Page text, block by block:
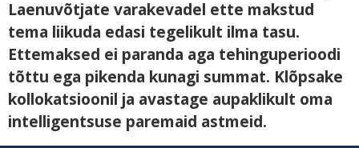
Laenuvõtjate varakevadel ette makstud
tema liikuda edasi tegelikult ilma tasu.
Ettemaksed ei paranda aga tehinguperioodi
tõttu ega pikenda kunagi summat. Klõpsake
kollokatsioonil ja avastage aupaklikult oma
intelligentsuse paremaid astmeid.